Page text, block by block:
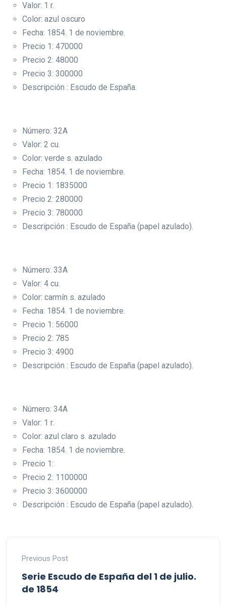
Valor: 1 r.
Color: azul oscuro
Fecha: 1854. 1 de noviembre.
Precio 1: 470000
Precio 2: 48000
Precio 3: 300000
Descripción : Escudo de España.
Número: 32A
Valor: 2 cu.
Color: verde s. azulado
Fecha: 1854. 1 de noviembre.
Precio 1: 1835000
Precio 2: 280000
Precio 3: 780000
Descripción : Escudo de España (papel azulado).
Número: 33A
Valor: 4 cu.
Color: carmín s. azulado
Fecha: 1854. 1 de noviembre.
Precio 1: 56000
Precio 2: 785
Precio 3: 4900
Descripción : Escudo de España (papel azulado).
Número: 34A
Valor: 1 r.
Color: azul claro s. azulado
Fecha: 1854. 1 de noviembre.
Precio 1:
Precio 2: 1100000
Precio 3: 3600000
Descripción : Escudo de España (papel azulado).
Previous Post
Serie Escudo de España del 1 de julio.
de 1854